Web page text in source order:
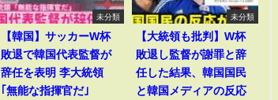
未分類
【韓国】サッカーW杯
敗退で韓国代表監督が
辞任を表明 李大統領
｢無能な指揮官だ｣
未分類
【大統領も批判】W杯
敗退し監督が謝罪と辞
任した結果、韓国国民
と韓国メディアの反応